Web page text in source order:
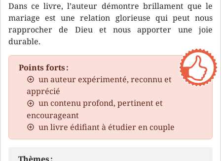
Dans ce livre, l’auteur démontre brillament que le
mariage est une relation glorieuse qui peut nous
rapprocher de Dieu et nous apporter une joie
durable.
Points forts :
un auteur expérimenté, reconnu et
apprécié
un contenu profond, pertinent et
encourageant
un livre édifiant à étudier en couple